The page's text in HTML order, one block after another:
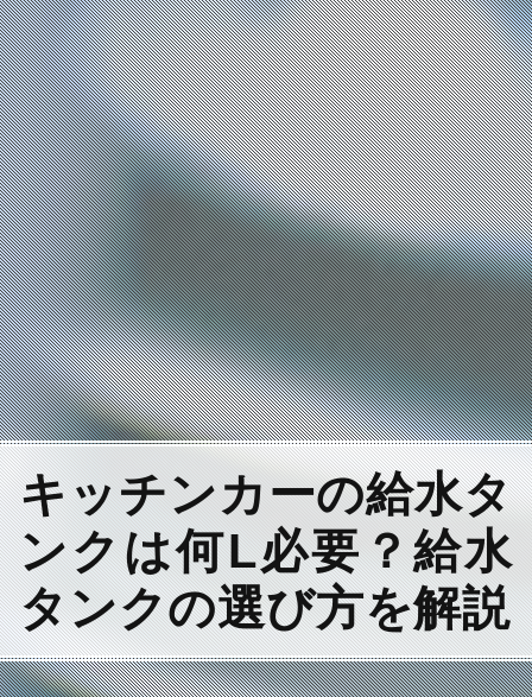
キッチンカーの給水タ
ンクは何L必要？給水
タンクの選び方を解説